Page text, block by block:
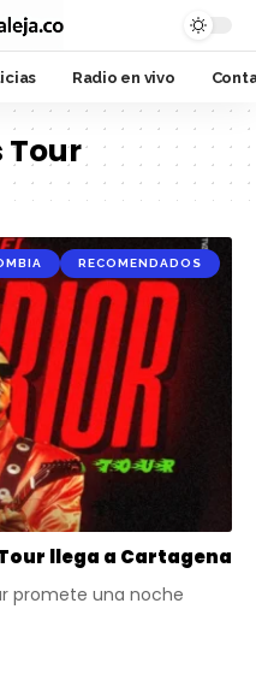
Radio en vivo
Tour
RECOMENDADOS
llega a Cartagena
promete una noche